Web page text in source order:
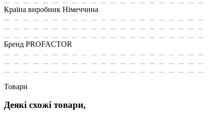
Країна виробник Німеччина
Бренд PROFACTOR
Товари
Деякі схожі товари,